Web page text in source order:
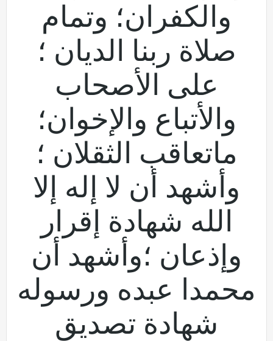
والكفران؛ وتمام
صلاة ربنا الديان ؛
على الأصحاب
والأتباع والإخوان؛
ماتعاقب الثقلان ؛
وأشهد أن لا إله إلا
الله شهادة إقرار
وإذعان ؛وأشهد أن
محمدا عبده ورسوله
شهادة تصديق